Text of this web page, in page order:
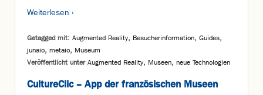
Weiterlesen ›
Getagged mit: Augmented Reality, Besucherinformation, Guides,
junaio, metaio, Museum
Veröffentlicht unter Augmented Reality, Museen, neue Technologien
CultureClic – App der französischen Museen